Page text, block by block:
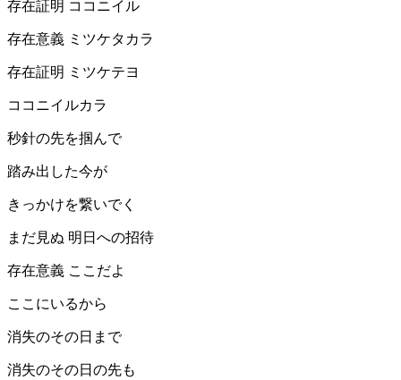
存在証明 ココニイル
存在意義 ミツケタカラ
存在証明 ミツケテヨ
ココニイルカラ
秒針の先を掴んで
踏み出した今が
きっかけを繋いでく
まだ見ぬ 明日への招待
存在意義 ここだよ
ここにいるから
消失のその日まで
消失のその日の先も